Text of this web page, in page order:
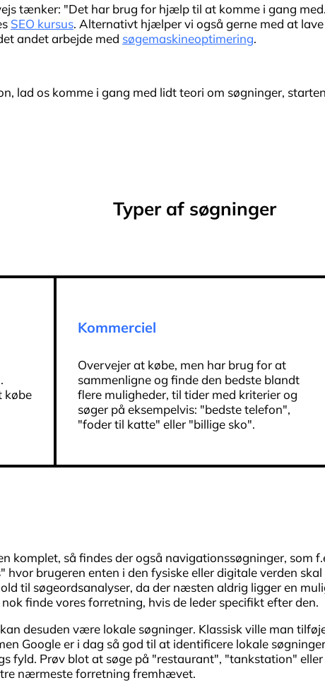
tænker: "Det har brug for hjælp til at komme i gang
SEO kursus. Alternativt hjælper vi også gerne med at
andet arbejde med søgemaskineoptimering.
lad os komme i gang med lidt teori om søgninger,
Typer af søgninger
købe
Kommerciel
Overvejer at købe, men har brug for at
sammenligne og finde den bedste blandt
flere muligheder, til tider med kriterier og
søger på eksempelvis: "bedste telefon",
"foder til katte" eller "billige sko".
komplet, så findes der også navigationssøgninger, som
hvor brugeren enten i den fysiske eller digitale verden
til søgeordsanalyser, da der næsten aldrig ligger en
finde vores forretning, hvis de leder specifikt efter den.
desuden være lokale søgninger. Klassisk ville man
Google er i dag så god til at identificere lokale
fyld. Prøv blot at søge på "restaurant", "tankstation"
nærmeste forretning fremhævet.